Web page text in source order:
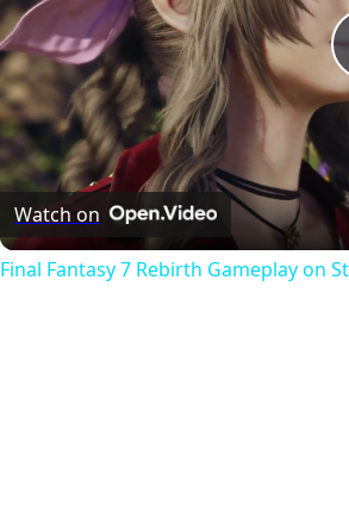
Watch on
Final Fantasy 7 Rebirth Gameplay on